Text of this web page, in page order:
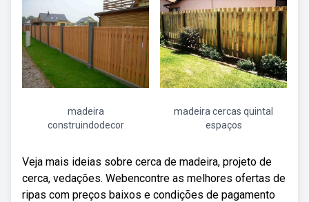
madeira
construindodecor
madeira cercas quintal
espaços
Veja mais ideias sobre cerca de madeira, projeto de
cerca, vedações. Webencontre as melhores ofertas de
ripas com preços baixos e condições de pagamento